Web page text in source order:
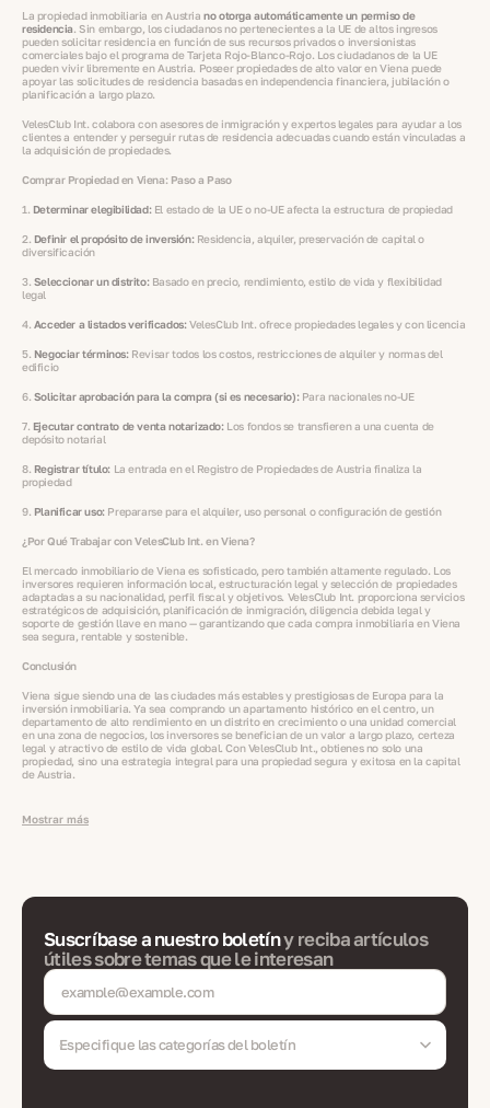
La propiedad inmobiliaria en Austriano otorga automáticamente un permiso de
residencia. Sin embargo, los ciudadanos no pertenecientes a la UE de altos ingresos
pueden solicitar residencia en función de sus recursos privados o inversionistas
comerciales bajo el programa de Tarjeta Rojo-Blanco-Rojo. Los ciudadanos de la UE
pueden vivir libremente en Austria. Poseer propiedades de alto valor en Viena puede
apoyar las solicitudes de residencia basadas en independencia financiera, jubilación o
planificación a largo plazo.
VelesClub Int. colabora con asesores de inmigración y expertos legales para ayudar a los
clientes a entender y perseguir rutas de residencia adecuadas cuando están vinculadas a
la adquisición de propiedades.
Comprar Propiedad en Viena: Paso a Paso
1. Determinar elegibilidad:El estado de la UE o no-UE afecta la estructura de propiedad
2. Definir el propósito de inversión:Residencia, alquiler, preservación de capital o
diversificación
3. Seleccionar un distrito:Basado en precio, rendimiento, estilo de vida y flexibilidad
legal
4. Acceder a listados verificados:VelesClub Int. ofrece propiedades legales y con licencia
5. Negociar términos:Revisar todos los costos, restricciones de alquiler y normas del
edificio
6. Solicitar aprobación para la compra (si es necesario):Para nacionales no-UE
7. Ejecutar contrato de venta notarizado:Los fondos se transfieren a una cuenta de
depósito notarial
8. Registrar título:La entrada en el Registro de Propiedades de Austria finaliza la
propiedad
9. Planificar uso:Prepararse para el alquiler, uso personal o configuración de gestión
¿Por Qué Trabajar con VelesClub Int. en Viena?
El mercado inmobiliario de Viena es sofisticado, pero también altamente regulado. Los
inversores requieren información local, estructuración legal y selección de propiedades
adaptadas a su nacionalidad, perfil fiscal y objetivos. VelesClub Int. proporciona servicios
estratégicos de adquisición, planificación de inmigración, diligencia debida legal y
soporte de gestión llave en mano — garantizando que cada compra inmobiliaria en Viena
sea segura, rentable y sostenible.
Conclusión
Viena sigue siendo una de las ciudades más estables y prestigiosas de Europa para la
inversión inmobiliaria. Ya sea comprando un apartamento histórico en el centro, un
departamento de alto rendimiento en un distrito en crecimiento o una unidad comercial
en una zona de negocios, los inversores se benefician de un valor a largo plazo, certeza
legal y atractivo de estilo de vida global. Con VelesClub Int., obtienes no solo una
propiedad, sino una estrategia integral para una propiedad segura y exitosa en la capital
de Austria.
Mostrar más
Suscríbase a nuestro boletíny reciba artículos
útiles sobre temas que le interesan
Especifique las categorías del boletín